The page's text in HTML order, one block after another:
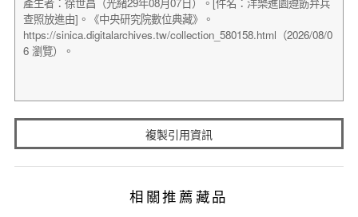
複製引用資訊
相關推薦藏品